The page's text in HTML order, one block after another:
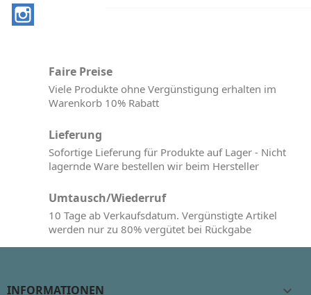
Faire Preise
Viele Produkte ohne Vergünstigung erhalten im
Warenkorb 10% Rabatt
Lieferung
Sofortige Lieferung für Produkte auf Lager - Nicht
lagernde Ware bestellen wir beim Hersteller
Umtausch/Wiederruf
10 Tage ab Verkaufsdatum. Vergünstigte Artikel
werden nur zu 80% vergütet bei Rückgabe
INFORMATIONEN 